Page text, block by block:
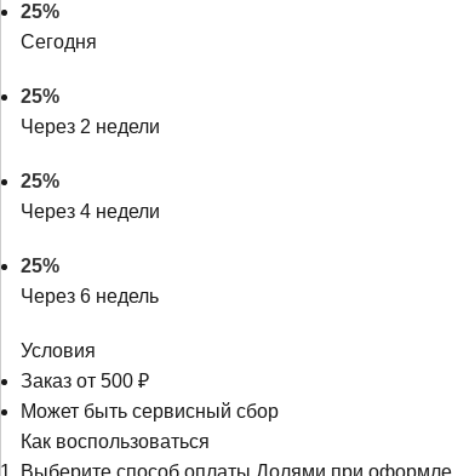
25%
Сегодня
25%
Через 2 недели
25%
Через 4 недели
25%
Через 6 недель
Условия
Заказ от 500 ₽
Может быть сервисный сбор
Как воспользоваться